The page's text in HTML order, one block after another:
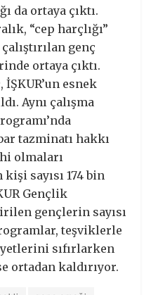
da ortaya çıktı.
“cep harçlığı”
genç
ortaya çıktı.
İŞKUR’un esnek
Aynı çalışma
tazminatı hakkı
olmaları
sayısı 174 bin
Gençlik
gençlerin sayısı
teşviklerle
sıfırlarken
ortadan kaldırıyor.